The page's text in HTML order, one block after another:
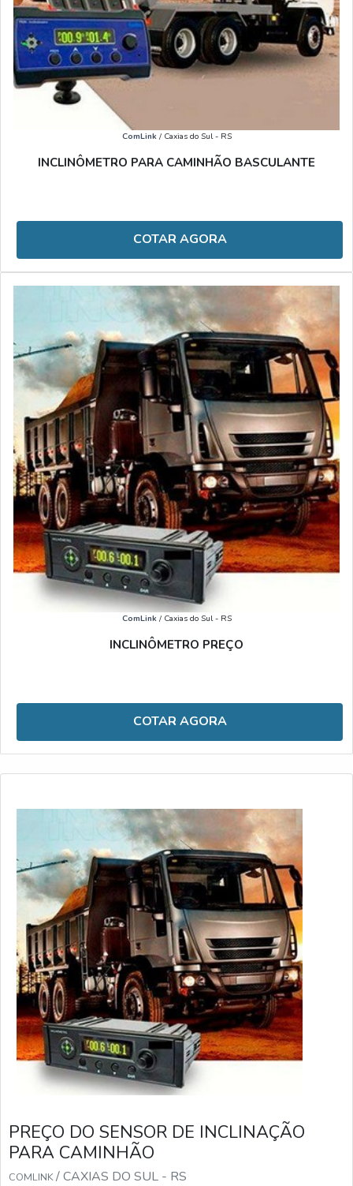
ComLink/ Caxias do Sul - RS
INCLINÔMETRO PARA CAMINHÃO BASCULANTE
COTAR AGORA
ComLink/ Caxias do Sul - RS
INCLINÔMETRO PREÇO
COTAR AGORA
PREÇO DO SENSOR DE INCLINAÇÃO
PARA CAMINHÃO
COMLINK/ CAXIAS DO SUL - RS